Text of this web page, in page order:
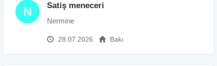
N Satiş meneceri
Nermine
28.07.2026 Bakı